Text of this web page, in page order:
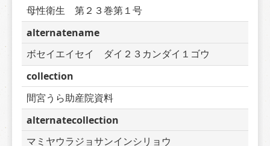
母性衛生　第２３巻第１号
alternatename
ボセイエイセイ　ダイ２３カンダイ１ゴウ
collection
間宮うら助産院資料
alternatecollection
マミヤウラジョサンインシリョウ